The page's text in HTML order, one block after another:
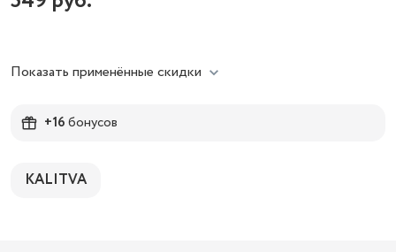
Показать применённые скидки
+16бонусов
KALITVA